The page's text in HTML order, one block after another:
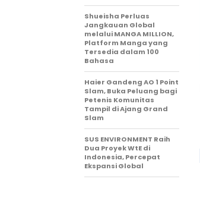
Shueisha Perluas
Jangkauan Global
melalui MANGA MILLION,
Platform Manga yang
Tersedia dalam 100
Bahasa
Haier Gandeng AO 1 Point
Slam, Buka Peluang bagi
Petenis Komunitas
Tampil di Ajang Grand
Slam
SUS ENVIRONMENT Raih
Dua Proyek WtE di
Indonesia, Percepat
Ekspansi Global